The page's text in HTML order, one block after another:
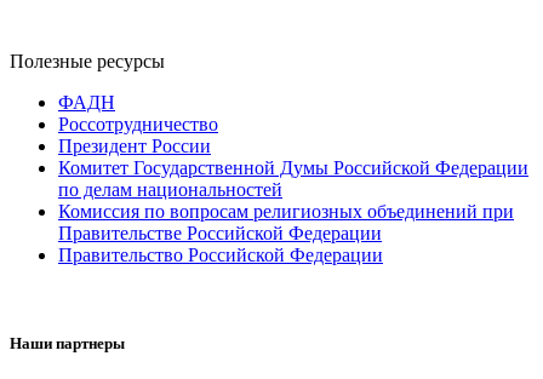
Полезные ресурсы
ФАДН
Россотрудничество
Президент России
Комитет Государственной Думы Российской Федерации
по делам национальностей
Комиссия по вопросам религиозных объединений при
Правительстве Российской Федерации
Правительство Российской Федерации
Наши партнеры